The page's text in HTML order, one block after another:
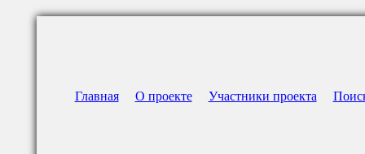
Главная О проекте Участники проекта